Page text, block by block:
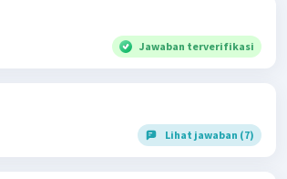
Jawaban terverifikasi
Lihat jawaban (7)